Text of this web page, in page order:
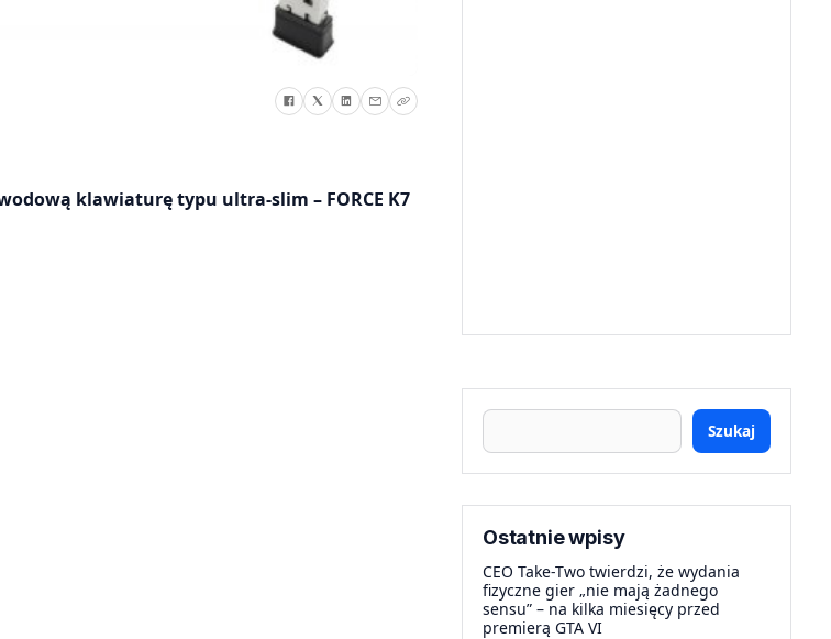
klawiaturę typu ultra-slim – FORCE K7
Szukaj
Ostatnie wpisy
CEO Take-Two twierdzi, że wydania
fizyczne gier „nie mają żadnego
sensu” – na kilka miesięcy przed
premierą GTA VI